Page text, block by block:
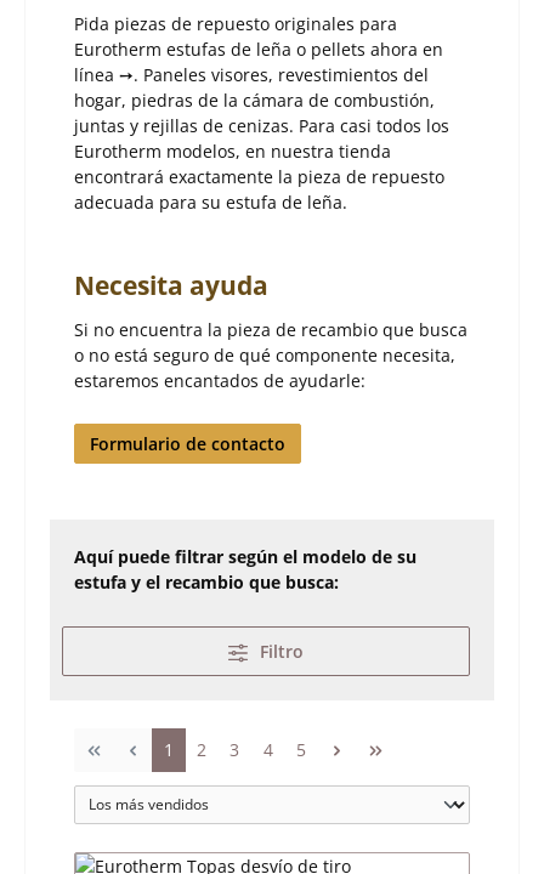
Pida piezas de repuesto originales para
Eurotherm estufas de leña o pellets ahora en
línea ➙. Paneles visores, revestimientos del
hogar, piedras de la cámara de combustión,
juntas y rejillas de cenizas. Para casi todos los
Eurotherm modelos, en nuestra tienda
encontrará exactamente la pieza de repuesto
adecuada para su estufa de leña.
Necesita ayuda
Si no encuentra la pieza de recambio que busca
o no está seguro de qué componente necesita,
estaremos encantados de ayudarle:
Formulario de contacto
Aquí puede filtrar según el modelo de su
estufa y el recambio que busca:
Filtro
Página
1 Página
2 Página
3 Página
4 Página
5